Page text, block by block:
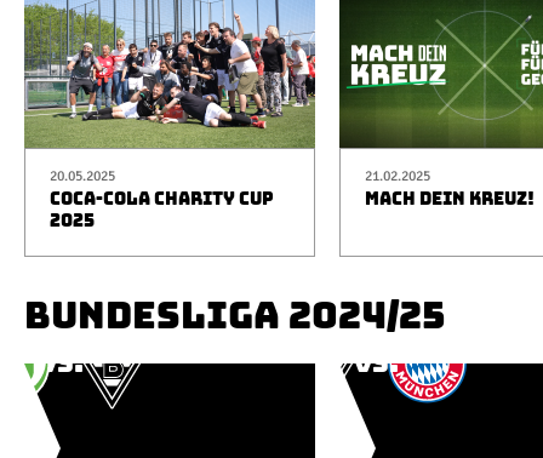
20.05.2025
COCA-COLA CHARITY CUP
2025
21.02.2025
MACH DEIN KREUZ!
BUNDESLIGA 2024/25